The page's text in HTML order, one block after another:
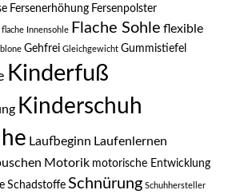
Fersenerhöhung Fersenpolster
flache Innensohle Flache Sohle flexible
Gehfrei Gleichgewicht Gummistiefel
Kinderfuß
Kinderschuh
Laufbeginn Laufenlernen
Motorik motorische Entwicklung
Schadstoffe Schnürung Schuhhersteller